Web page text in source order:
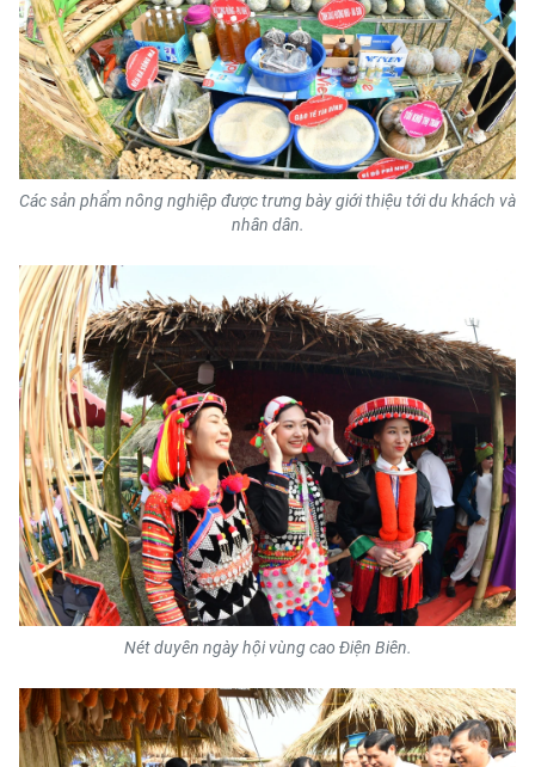
Các sản phẩm nông nghiệp được trưng bày giới thiệu tới du khách và
nhân dân.
Nét duyên ngày hội vùng cao Điện Biên.